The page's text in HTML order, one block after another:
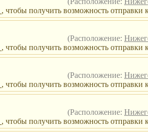
, чтобы получить возможность отправки
(Расположение:
, чтобы получить возможность отправки
(Расположение:
, чтобы получить возможность отправки
(Расположение:
, чтобы получить возможность отправки